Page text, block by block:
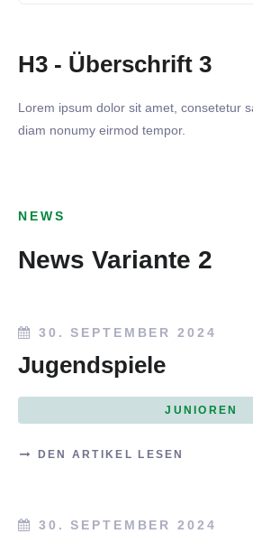
H3 - Überschrift 3
Lorem ipsum dolor sit amet, consetetur
diam nonumy eirmod tempor.
NEWS
News Variante 2
30. SEPTEMBER 2024
Jugendspiele
JUNIOREN
DEN ARTIKEL LESEN
30. SEPTEMBER 2024